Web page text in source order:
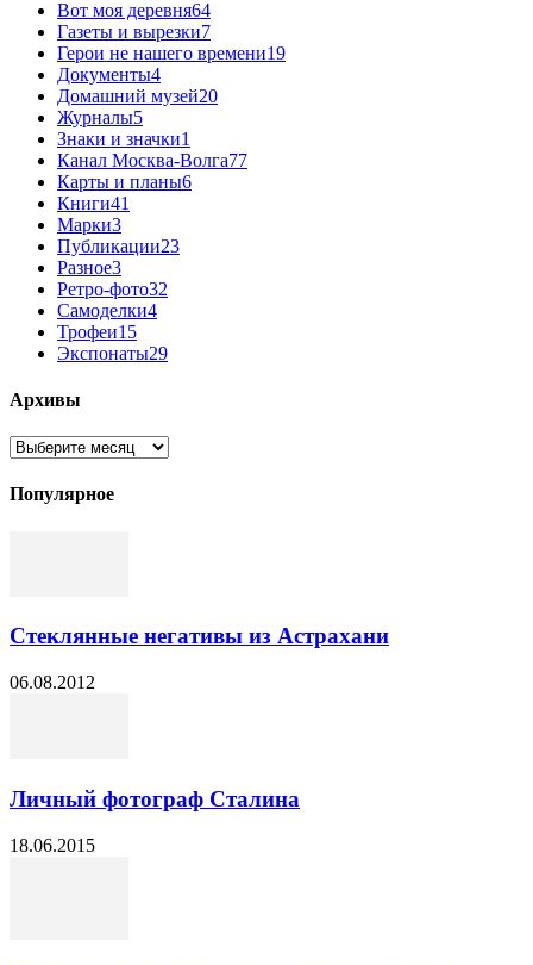
Вот моя деревня64
Газеты и вырезки7
Герои не нашего времени19
Документы4
Домашний музей20
Журналы5
Знаки и значки1
Канал Москва-Волга77
Карты и планы6
Книги41
Марки3
Публикации23
Разное3
Ретро-фото32
Самоделки4
Трофеи15
Экспонаты29
Архивы
Архивы
Популярное
Стеклянные негативы из Астрахани
06.08.2012
Личный фотограф Сталина
18.06.2015